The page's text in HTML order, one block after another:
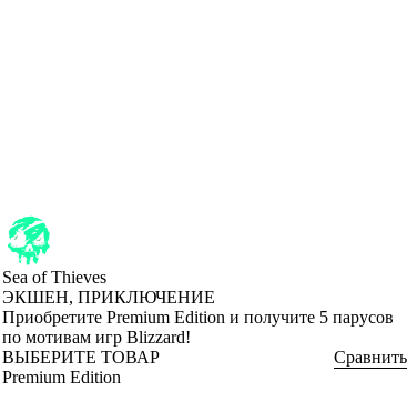
Sea of Thieves
ЭКШЕН, ПРИКЛЮЧЕНИЕ
Product Notification
Приобретите Premium Edition и получите 5 парусов
по мотивам игр Blizzard!
ВЫБЕРИТЕ ТОВАР
Сравнить
Premium Edition